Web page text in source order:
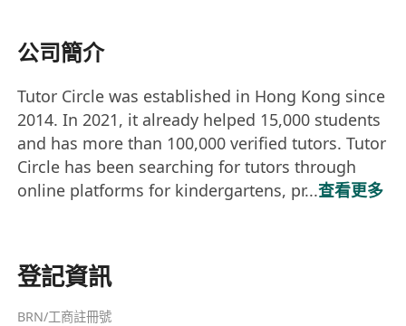
公司簡介
Tutor Circle was established in Hong Kong since
2014. In 2021, it already helped 15,000 students
and has more than 100,000 verified tutors. Tutor
Circle has been searching for tutors through
online platforms for kindergartens, pr...查看更多
登記資訊
BRN/工商註冊號